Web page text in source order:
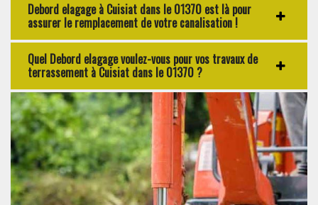
Debord elagage à Cuisiat dans le 01370 est là pour
assurer le remplacement de votre canalisation !
Quel Debord elagage voulez-vous pour vos travaux de
terrassement à Cuisiat dans le 01370 ?